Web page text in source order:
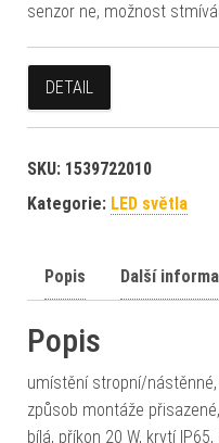
senzor ne, možnost
DETAIL
SKU: 1539722010
Kategorie: LED světla
Popis Další
Popis
umístění stropní/
způsob montáže
bílá, příkon 20 W, krytí